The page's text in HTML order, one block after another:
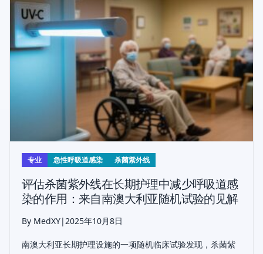
专业 急性呼吸道感染 杀菌紫外线
评估杀菌紫外线在长期护理中减少呼吸道感
染的作用：来自南澳大利亚随机试验的见解
By MedXY| 2025年10月8日
南澳大利亚长期护理设施的一项随机临床试验发现，杀菌紫